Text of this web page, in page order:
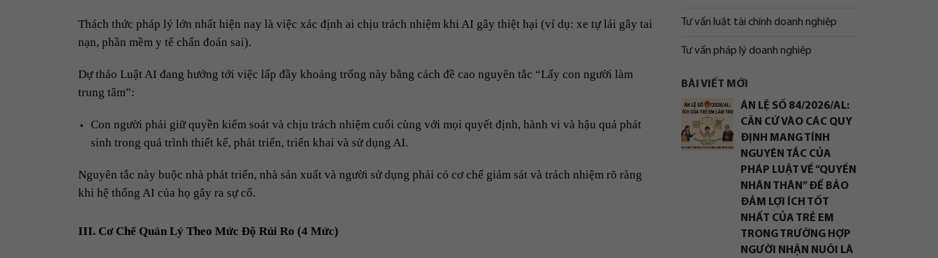
Thách thức pháp lý lớn nhất hiện nay là việc xác định ai chịu trách nhiệm khi AI gây thiệt hại (ví dụ: xe tự lái gây tai
nạn, phần mềm y tế chẩn đoán sai).
Dự thảo Luật AI đang hướng tới việc lấp đầy khoảng trống này bằng cách đề cao nguyên tắc “Lấy con người làm
trung tâm”:
Con người phải giữ quyền kiểm soát và chịu trách nhiệm cuối cùng với mọi quyết định, hành vi và hậu quả phát
sinh trong quá trình thiết kế, phát triển, triển khai và sử dụng AI.
Nguyên tắc này buộc nhà phát triển, nhà sản xuất và người sử dụng phải có cơ chế giám sát và trách nhiệm rõ ràng
khi hệ thống AI của họ gây ra sự cố.
III. Cơ Chế Quản Lý Theo Mức Độ Rủi Ro (4 Mức)
Tư vấn luật tài chính doanh nghiệp
Tư vấn pháp lý doanh nghiệp
BÀI VIẾT MỚI
ÁN LỆ SỐ 84/2026/AL:
CĂN CỨ VÀO CÁC QUY
ĐỊNH MANG TÍNH
NGUYÊN TẮC CỦA
PHÁP LUẬT VỀ “QUYỀN
NHÂN THÂN” ĐỂ BẢO
ĐẢM LỢI ÍCH TỐT
NHẤT CỦA TRẺ EM
TRONG TRƯỜNG HỢP
NGƯỜI NHẬN NUÔI LÀ